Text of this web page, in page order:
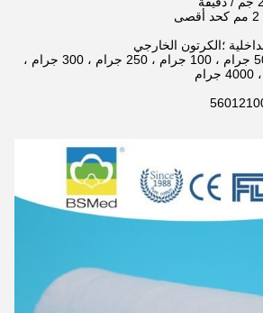
المواصفات: 25 جرام ، 50 جرام ، 100 جرام ، 250 جرام ، 300 جرام ،